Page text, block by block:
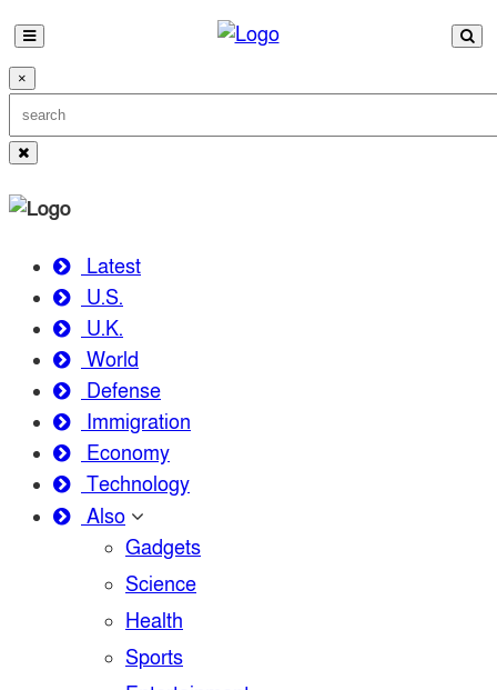
×
Latest
U.S.
U.K.
World
Defense
Immigration
Economy
Technology
Also
Gadgets
Science
Health
Sports